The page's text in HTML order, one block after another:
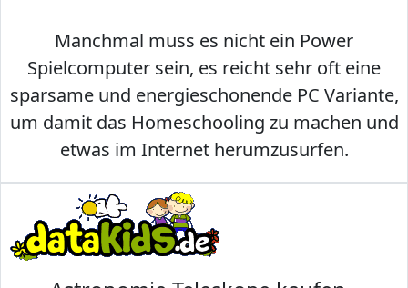
Manchmal muss es nicht ein Power
Spielcomputer sein, es reicht sehr oft eine
sparsame und energieschonende PC Variante,
um damit das Homeschooling zu machen und
etwas im Internet herumzusurfen.